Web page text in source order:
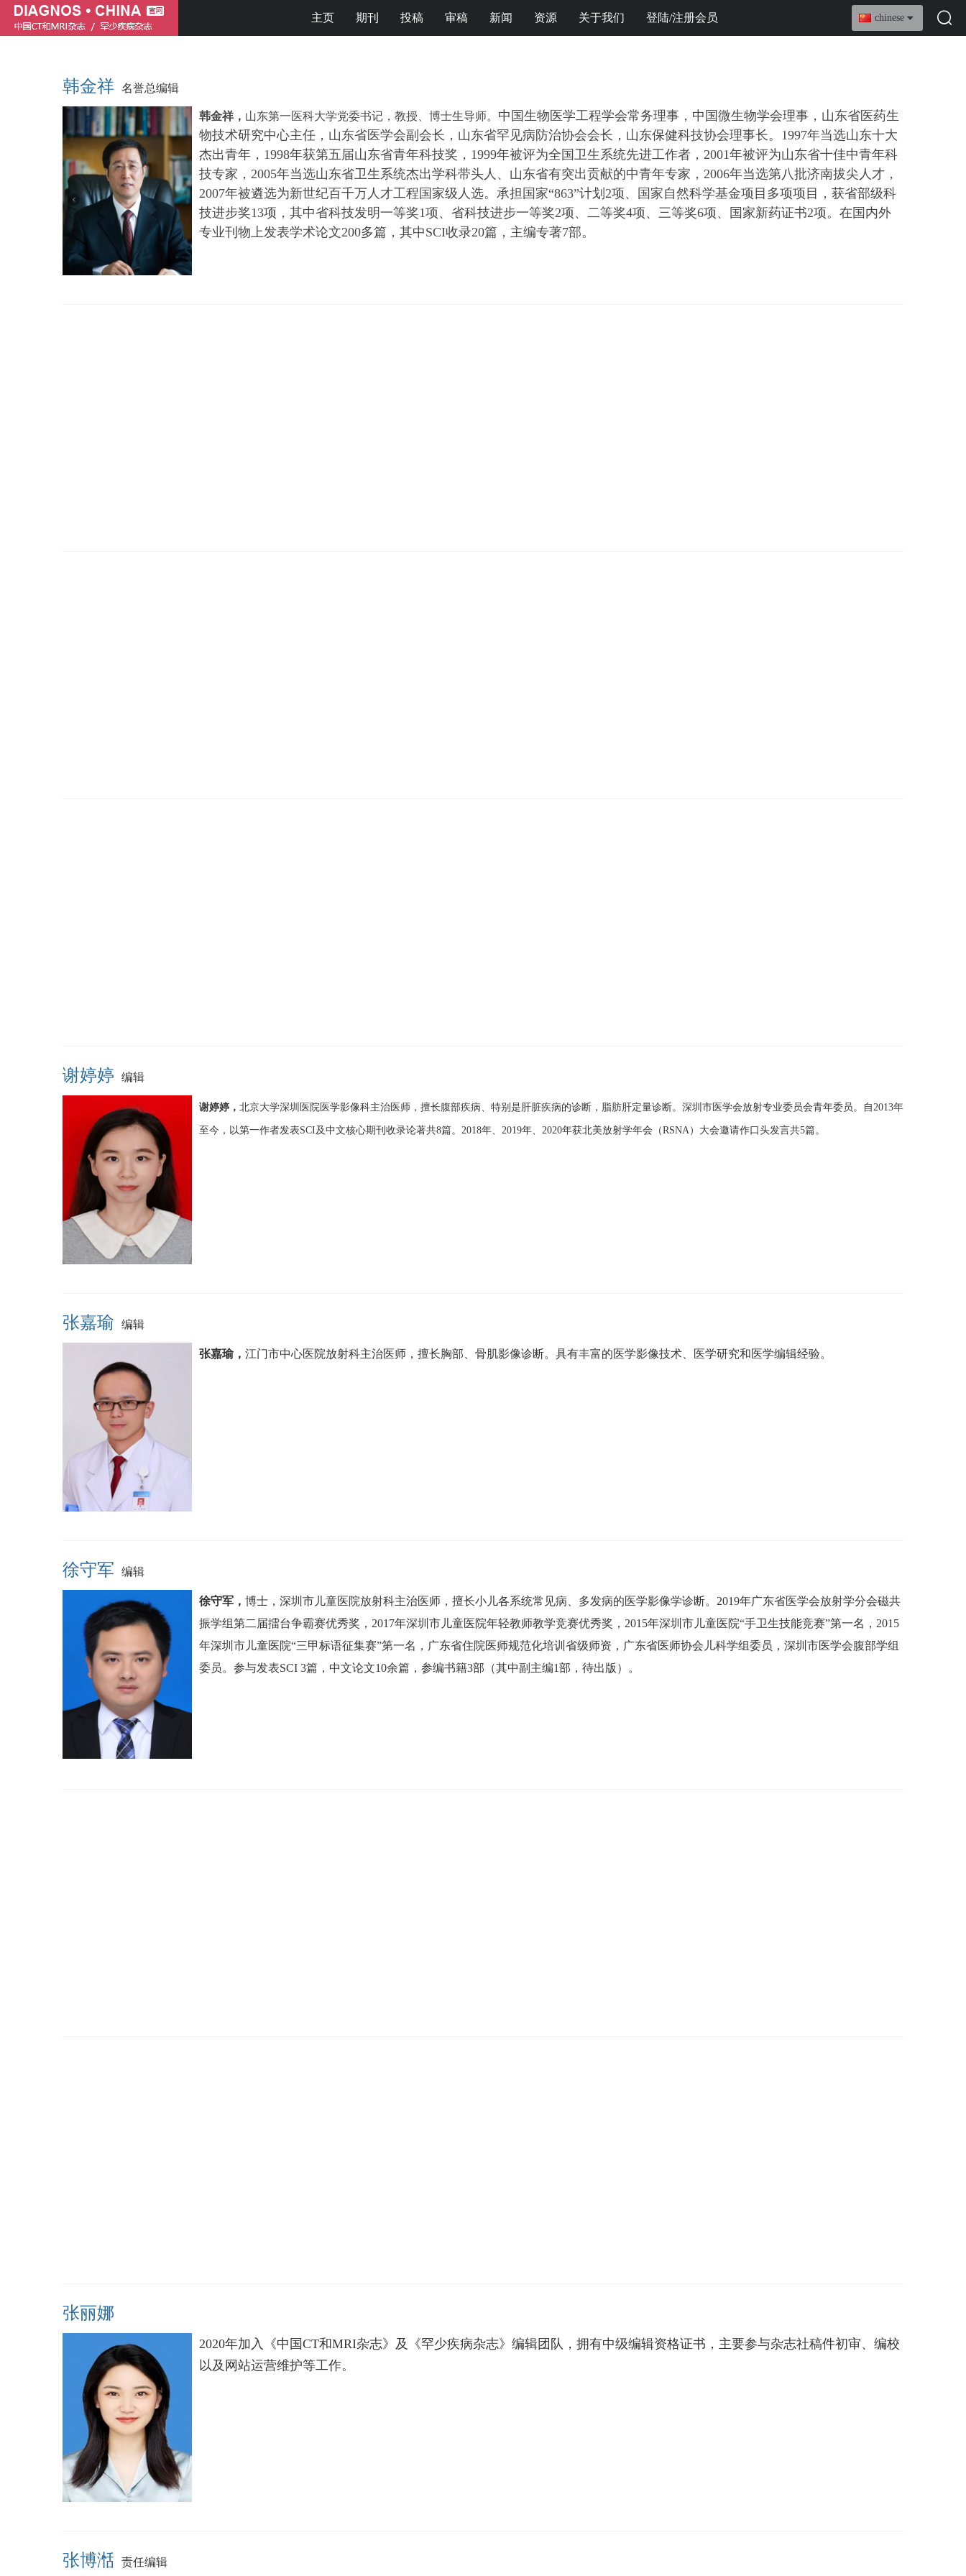
主页 期刊 投稿 审稿 新闻 资源 关于我们 登陆/注册会员 chinese
韩金祥 名誉总编辑
韩金祥， 山东第一医科大学党委书记 ， 教授、博士生导师。 中国生物医学工程学会常务理事， 中国微生物学会理事，山东省医药生
物技术研究中心主任 ， 山东省医学会副会长， 山东省罕见病防治协会会长， 山东保健科技协会理事长。 1997年当选山东十大
杰出青年，1998年获第五届山东省青年科技奖，1999年被评为全国卫生系统先进工作者，2001年被评为山东省十佳中青年科
技专家，2005年当选山东省卫生系统杰出学科带头人、山东省有突出贡献的中青年专家，2006年当选第八批济南拔尖人才，
2007年被遴选为新世纪百千万人才工程国家级人选。承担国家“863”计划2项、国家自然科学基金项目多项项目，获省部级科
技进步奖13项，其中省科技发明一等奖1项、省科技进步一等奖2项、二等奖4项、三等奖6项、国家新药证书2项。在国内外
专业刊物上发表学术论文200多篇，其中SCI收录20篇，主编专著7部。
谢婷婷 编辑
谢婷婷， 北京大学深圳医院医学影像科主治医师，擅长腹部疾病、特别是肝脏疾病的诊断，脂肪肝定量诊断。深圳市医学会放射专业委员会青年委员。自2013年
至今，以第一作者发表SCI及中文核心期刊收录论著共8篇。2018年、2019年、2020年获北美放射学年会（RSNA）大会邀请作口头发言共5篇。
张嘉瑜 编辑
张嘉瑜， 江门市中心医院放射科主治医师，擅长胸部、骨肌影像诊断。具有丰富的医学影像技术、医学研究和医学编辑经验。
徐守军 编辑
徐守军， 博士，深圳市儿童医院放射科主治医师，擅长小儿各系统常见病、多发病的医学影像学诊断。 2019年广东省医学会放射学分会磁共
振学组第二届擂台争霸赛优秀奖，2017年深圳市儿童医院年轻教师教学竞赛优秀奖，2015年深圳市儿童医院“手卫生技能竞赛”第一名，2015
年深圳市儿童医院“三甲标语征集赛”第一名，广东省住院医师规范化培训省级师资，广东省医师协会儿科学组委员，深圳市医学会腹部学组
委员。 参与发表SCI 3篇，中文论文10余篇，参编书籍3部（其中副主编1部，待出版）。
张丽娜
2020年加入《中国CT和MRI杂志》及《罕少疾病杂志》编辑团队，拥有中级编辑资格证书，主要参与杂志社稿件初审、编校
以及网站运营维护等工作。
张博湉 责任编辑